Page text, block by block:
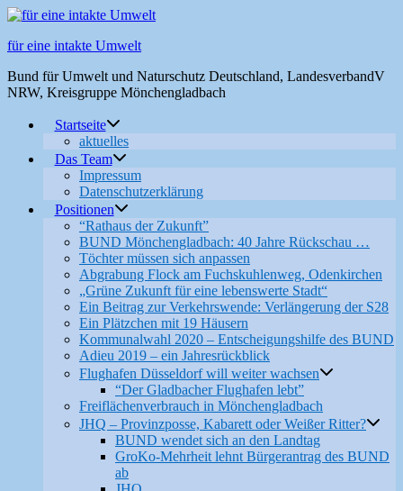
Zum
springen
für eine intakte Umwelt
Bund für Umwelt und Naturschutz Deutschland, LandesverbandV
NRW, Kreisgruppe Mönchengladbach
Startseite
aktuelles
Das Team
Impressum
Datenschutzerklärung
Positionen
“Rathaus der Zukunft”
BUND Mönchengladbach: 40 Jahre Rückschau …
Töchter müssen sich anpassen
Abgrabung Flock am Fuchskuhlenweg, Odenkirchen
„Grüne Zukunft für eine lebenswerte Stadt“
Ein Beitrag zur Verkehrswende: Verlängerung der S28
Ein Plätzchen mit 19 Häusern
Kommunalwahl 2020 – Entscheigungshilfe des BUND
Adieu 2019 – ein Jahresrückblick
Flughafen Düsseldorf will weiter wachsen
“Der Gladbacher Flughafen lebt”
Freiflächenverbrauch in Mönchengladbach
JHQ – Provinzposse, Kabarett oder Weißer Ritter?
BUND wendet sich an den Landtag
GroKo-Mehrheit lehnt Bürgerantrag des BUND
ab